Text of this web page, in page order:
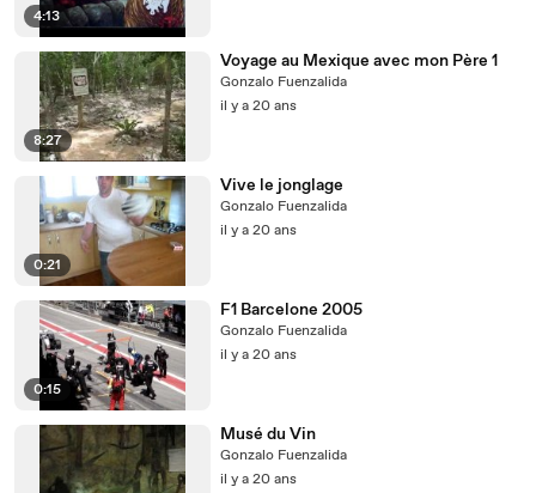
4:13
8:27
Voyage au Mexique avec mon Père 1
Gonzalo Fuenzalida
il y a 20 ans
0:21
Vive le jonglage
Gonzalo Fuenzalida
il y a 20 ans
0:15
F1 Barcelone 2005
Gonzalo Fuenzalida
il y a 20 ans
Musé du Vin
Gonzalo Fuenzalida
il y a 20 ans